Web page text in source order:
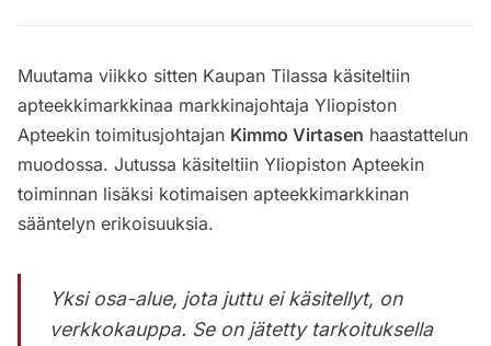
Muutama viikko sitten Kaupan Tilassa käsiteltiin
apteekkimarkkinaa markkinajohtaja Yliopiston
Apteekin toimitusjohtajan Kimmo Virtasen haastattelun
muodossa. Jutussa käsiteltiin Yliopiston Apteekin
toiminnan lisäksi kotimaisen apteekkimarkkinan
sääntelyn erikoisuuksia.
Yksi osa-alue, jota juttu ei käsitellyt, on
verkkokauppa. Se on jätetty tarkoituksella